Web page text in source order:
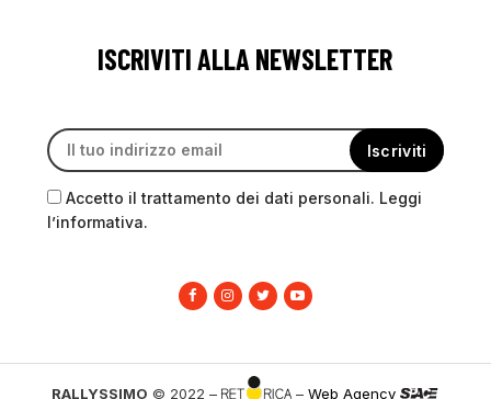
ISCRIVITI ALLA NEWSLETTER
Accetto il trattamento dei dati personali. Leggi
l’informativa.
RALLYSSIMO © 2022 – –Web Agency